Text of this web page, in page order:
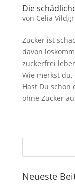
Die
von Celia
Zucker ist
davon
zuckerfrei
Wie merkst du,
Hast Du schon
ohne Zucker
Neueste